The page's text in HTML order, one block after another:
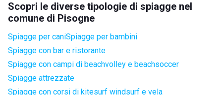
Scopri le diverse tipologie di spiagge nel
comune di Pisogne
Spiagge per caniSpiagge per bambini
Spiagge con bar e ristorante
Spiagge con campi di beachvolley e beachsoccer
Spiagge attrezzate
Spiagge con corsi di kitesurf windsurf e vela